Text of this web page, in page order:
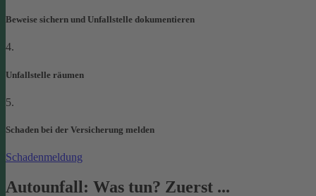
Beweise sichern und Unfallstelle dokumentieren
4.
Unfallstelle räumen
5.
Schaden bei der Versicherung melden
Schadenmeldung
Autounfall: Was tun? Zuerst ...